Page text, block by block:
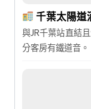
千葉太陽道
與JR千葉站直結
分客房有鐵道音。